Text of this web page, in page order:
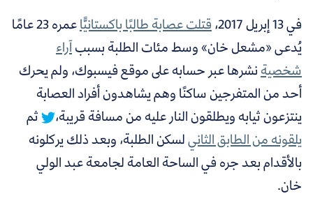
في 13 إبريل 2017،
قتلت عصابة طالبًا باكستانيًّا
عمره 23 عامًا
يُدعى «مشعل خان»وسط مئات الطلبة بسببآراء
شخصيةنشرها عبر حسابه على موقع فيسبوك،ولم يحرك
أحد من المتفرجين ساكنًا وهم يشاهدون أفراد العصابة
ينتزعون ثيابه ويطلقون النار عليه من مسافة قريبة،
ثم
يلقونه من الطابق الثانيلسكن الطلبة، وبعد ذلك يركلونه
بالأقدام بعد جره في الساحة العامة لجامعةعبد الولي
خان.